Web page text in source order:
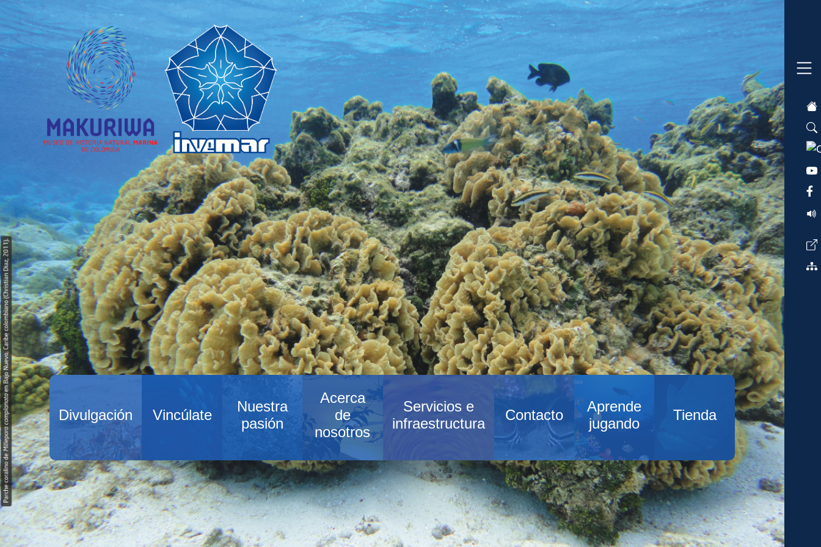
Divulgación Vincúlate
Nuestra
pasión
Acerca
de
nosotros
Servicios e
infraestructura
Contacto
Aprende
jugando
Tienda